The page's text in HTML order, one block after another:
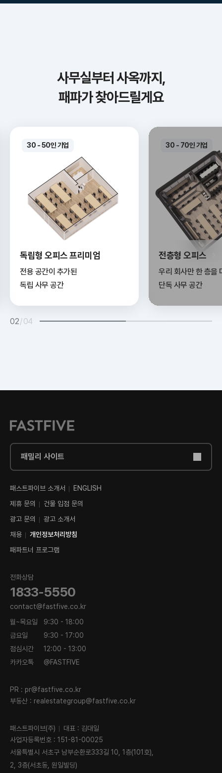
사무실부터 사옥까지,
패파가 찾아드릴게요
30 - 70인 기업
전층형 오피스
우리 회사만 한 층을 다 쓰는
단독 사무 공간
사옥 구축 솔루션
원스톱으로 만드는
우리 회사 사옥
03/04
패스트파이브 소개서
ENGLISH
제휴 문의
건물 입점 문의
광고 문의
광고 소개서
채용
개인정보처리방침
패파트너 프로그램
패밀리 사이트
전화상담
1833-5550
contact@fastfive.co.kr
월~목요일
9:30 - 18:00
금요일
9:30 - 17:00
점심시간
12:00 - 13:00
카카오톡
@FASTFIVE
PR : pr@fastfive.co.kr
부동산 : realestategroup@fastfive.co.kr
패스트파이브(주)
대표 : 김대일
사업자등록번호 : 151-81-00025
서울특별시 서초구 남부순환로333길 10, 1층(101호),
2, 3층(서초동, 원일빌딩)